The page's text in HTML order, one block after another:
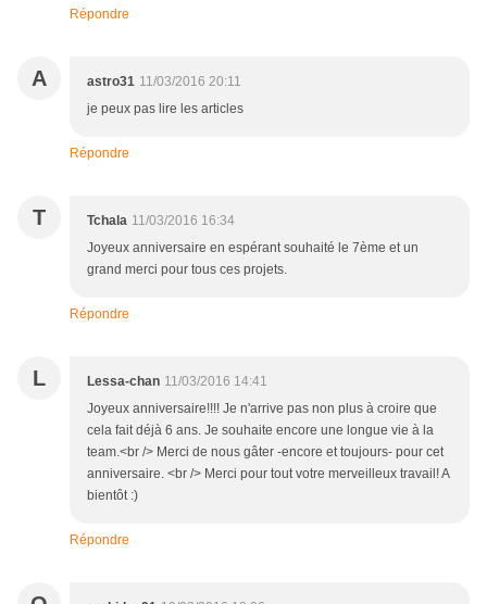
Répondre
A astro31 11/03/2016 20:11
je peux pas lire les articles
Répondre
T Tchala 11/03/2016 16:34
Joyeux anniversaire en espérant souhaité le 7ème et un
grand merci pour tous ces projets.
Répondre
L Lessa-chan 11/03/2016 14:41
Joyeux anniversaire!!!! Je n'arrive pas non plus à croire que
cela fait déjà 6 ans. Je souhaite encore une longue vie à la
team.<br /> Merci de nous gâter -encore et toujours- pour cet
anniversaire. <br /> Merci pour tout votre merveilleux travail! A
bientôt :)
Répondre